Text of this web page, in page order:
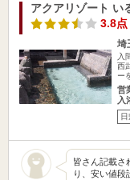
アクアリゾート い
3.8点
埼
入
西
ー
営
入
日
皆さん記載さ
り、安い値段